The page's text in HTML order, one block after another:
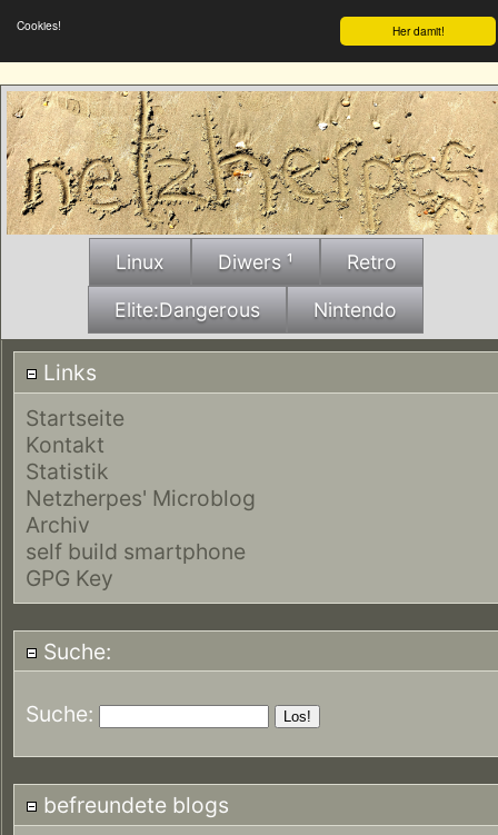
Her damit!
Cookies!
Linux Diwers ¹ Retro
Elite:Dangerous Nintendo
Links
Startseite
Kontakt
Statistik
Netzherpes' Microblog
Archiv
self build smartphone
GPG Key
Suche:
Suche:
befreundete blogs